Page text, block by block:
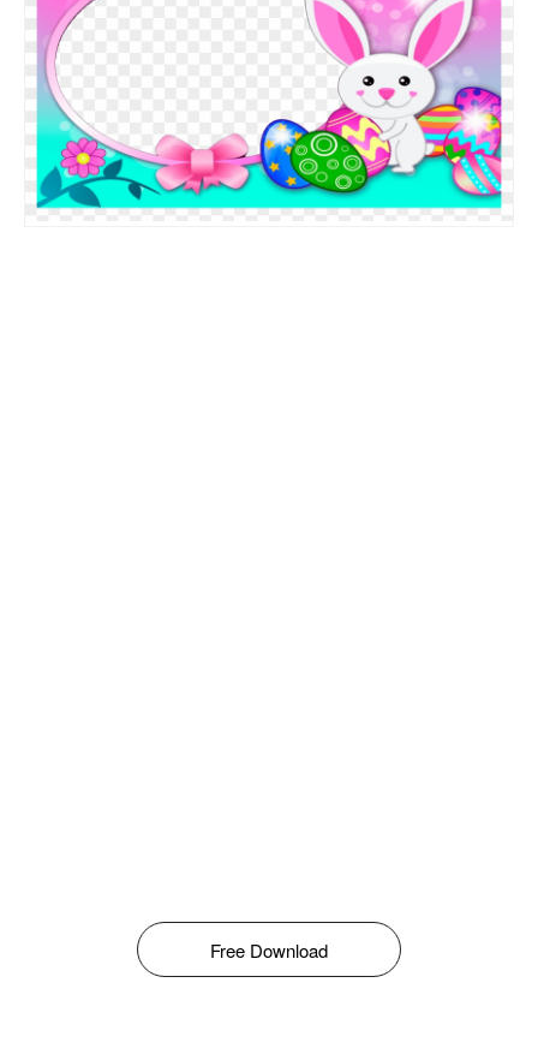
Free Download